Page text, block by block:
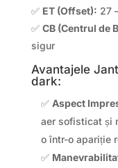
✅ ET (Offset): 27
✅ CB (Centrul de
sigur
Avantajele
dark:
✅ Aspect
aer sofisticat și
o într-o apariție
✅